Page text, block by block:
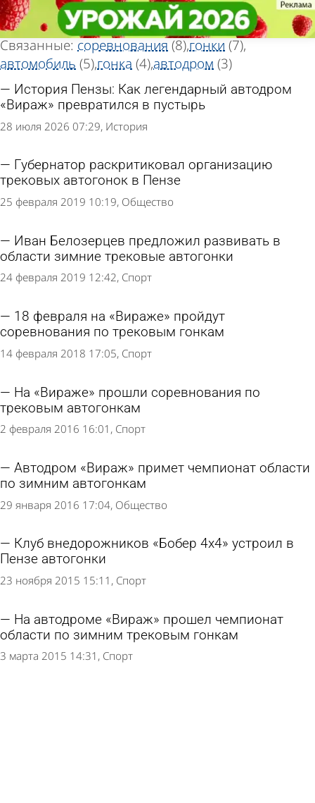
«Вираж»
Тег новостей
Всего найдено 17 новостей
Связанные: соревнования (8)гонки (7)
автомобиль (5)гонка (4)автодром (3)
История Пензы: Как легендарный автодром
«Вираж» превратился в пустырь
28 июля 2026 07:29 История
Губернатор раскритиковал организацию
трековых автогонок в Пензе
25 февраля 2019 10:19 Общество
Иван Белозерцев предложил развивать в
области зимние трековые автогонки
24 февраля 2019 12:42 Спорт
18 февраля на «Вираже» пройдут
соревнования по трековым гонкам
14 февраля 2018 17:05 Спорт
На «Вираже» прошли соревнования по
трековым автогонкам
2 февраля 2016 16:01 Спорт
Автодром «Вираж» примет чемпионат области
по зимним автогонкам
29 января 2016 17:04 Общество
Клуб внедорожников «Бобер 4х4» устроил в
Пензе автогонки
23 ноября 2015 15:11 Спорт
На автодроме «Вираж» прошел чемпионат
области по зимним трековым гонкам
3 марта 2015 14:31 Спорт
«Вираж»
Тег новостей